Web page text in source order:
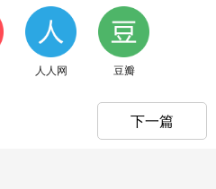
人人网 豆瓣
下一篇